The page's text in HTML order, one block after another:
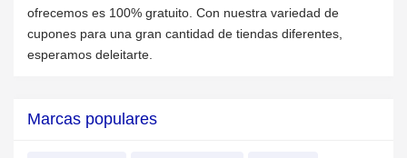
ofrecemos es 100% gratuito. Con nuestra variedad de
cupones para una gran cantidad de tiendas diferentes,
esperamos deleitarte.
Marcas populares